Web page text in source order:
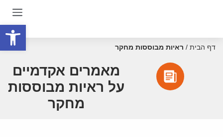
דף הבית / ראיות מבוססות מחקר
מאמרים אקדמיים
על ראיות מבוססות
מחקר
פתח